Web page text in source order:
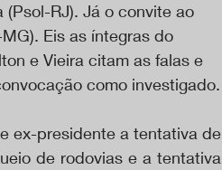
RJ). Já o convite ao
Eis as íntegras do
e Vieira citam as falas e
como investigado.
ex-presidente a tentativa de
de rodovias e a tentativa